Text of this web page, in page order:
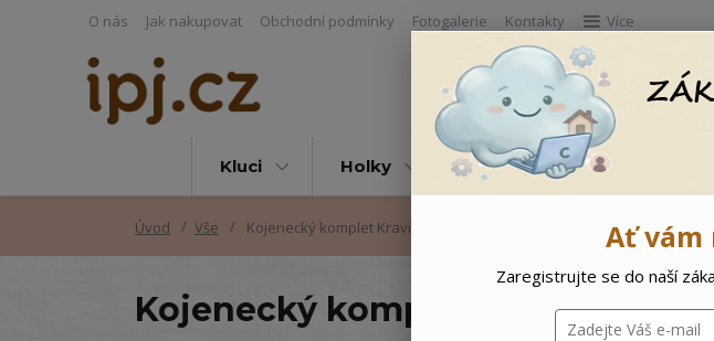
O nás Jak nakupovat Obchodní podmínky Fotogalerie Kontakty Více
Kluci Holky Vše Doprodej
Úvod Vše Kojenecký komplet Kravička
Kojenecký komplet Kravička
Ať vám
Zaregistrujte se do naší